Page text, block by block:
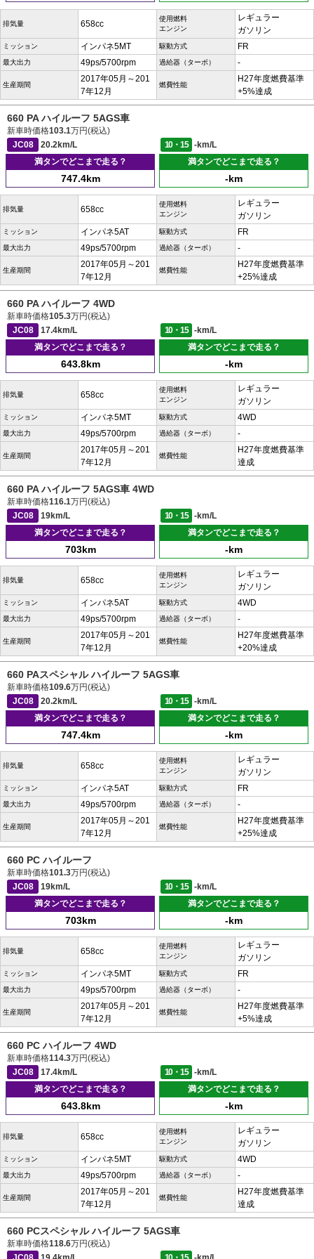
排気量 658cc
使用燃料
エンジン
レギュラー
ガソリン
ミッション インパネ5MT 駆動方式 FR
最大出力 49ps/5700rpm 過給器（ターボ） -
生産期間
2017年05月～201
7年12月
燃費性能
H27年度燃費基準
+5%達成
660 PA ハイルーフ 5AGS車
新車時価格103.1万円(税込)
JC08
20.2km/L 10・15
-km/L
満タンでどこまで走る？
747.4km
満タンでどこまで走る？
-km
排気量 658cc
使用燃料
エンジン
レギュラー
ガソリン
ミッション インパネ5AT 駆動方式 FR
最大出力 49ps/5700rpm 過給器（ターボ） -
生産期間
2017年05月～201
7年12月
燃費性能
H27年度燃費基準
+25%達成
660 PA ハイルーフ 4WD
新車時価格105.3万円(税込)
JC08
17.4km/L 10・15
-km/L
満タンでどこまで走る？
643.8km
満タンでどこまで走る？
-km
排気量 658cc
使用燃料
エンジン
レギュラー
ガソリン
ミッション インパネ5MT 駆動方式 4WD
最大出力 49ps/5700rpm 過給器（ターボ） -
生産期間
2017年05月～201
7年12月
燃費性能
H27年度燃費基準
達成
660 PA ハイルーフ 5AGS車 4WD
新車時価格116.1万円(税込)
JC08
19km/L 10・15
-km/L
満タンでどこまで走る？
703km
満タンでどこまで走る？
-km
排気量 658cc
使用燃料
エンジン
レギュラー
ガソリン
ミッション インパネ5AT 駆動方式 4WD
最大出力 49ps/5700rpm 過給器（ターボ） -
生産期間
2017年05月～201
7年12月
燃費性能
H27年度燃費基準
+20%達成
660 PAスペシャル ハイルーフ 5AGS車
新車時価格109.6万円(税込)
JC08
20.2km/L 10・15
-km/L
満タンでどこまで走る？
747.4km
満タンでどこまで走る？
-km
排気量 658cc
使用燃料
エンジン
レギュラー
ガソリン
ミッション インパネ5AT 駆動方式 FR
最大出力 49ps/5700rpm 過給器（ターボ） -
生産期間
2017年05月～201
7年12月
燃費性能
H27年度燃費基準
+25%達成
660 PC ハイルーフ
新車時価格101.3万円(税込)
JC08
19km/L 10・15
-km/L
満タンでどこまで走る？
703km
満タンでどこまで走る？
-km
排気量 658cc
使用燃料
エンジン
レギュラー
ガソリン
ミッション インパネ5MT 駆動方式 FR
最大出力 49ps/5700rpm 過給器（ターボ） -
生産期間
2017年05月～201
7年12月
燃費性能
H27年度燃費基準
+5%達成
660 PC ハイルーフ 4WD
新車時価格114.3万円(税込)
JC08
17.4km/L 10・15
-km/L
満タンでどこまで走る？
643.8km
満タンでどこまで走る？
-km
排気量 658cc
使用燃料
エンジン
レギュラー
ガソリン
ミッション インパネ5MT 駆動方式 4WD
最大出力 49ps/5700rpm 過給器（ターボ） -
生産期間
2017年05月～201
7年12月
燃費性能
H27年度燃費基準
達成
660 PCスペシャル ハイルーフ 5AGS車
新車時価格118.6万円(税込)